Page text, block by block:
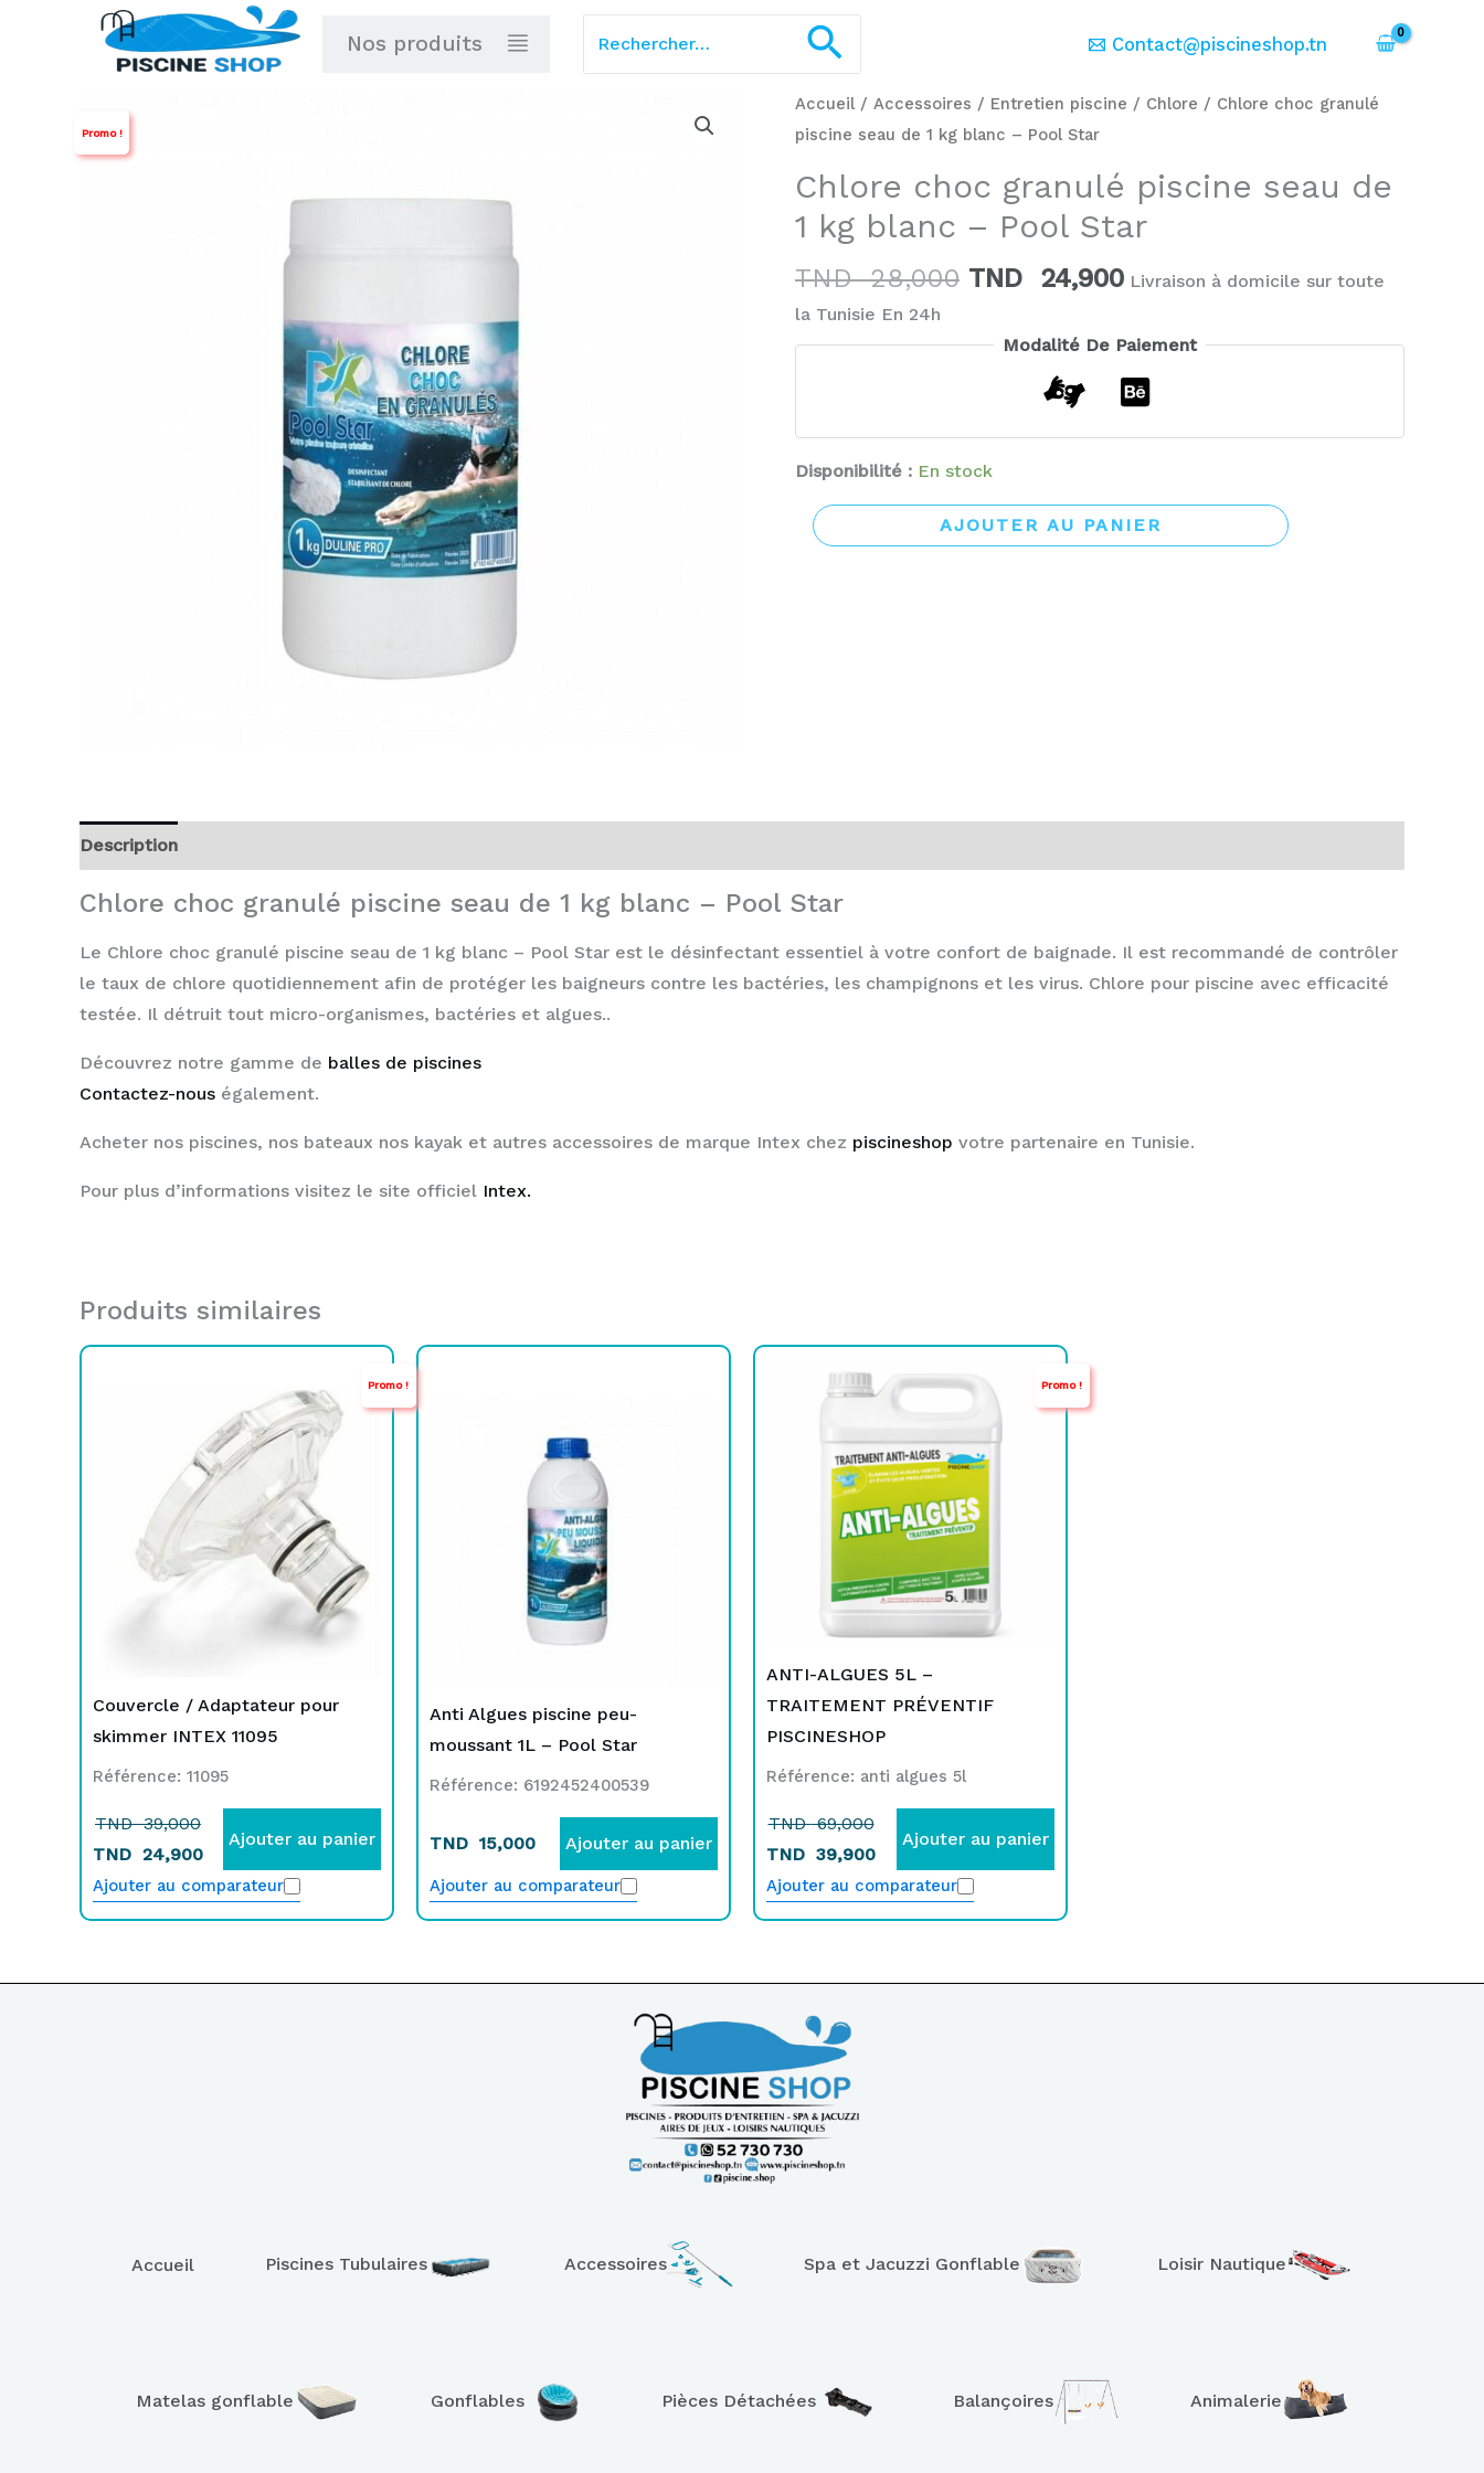
Nos produits Rechercher Contact@piscineshop.tn
Promo !
Accueil / Accessoires / Entretien piscine / Chlore / Chlore choc granulé
piscine seau de 1 kg blanc – Pool Star
Chlore choc granulé piscine seau de
1 kg blanc – Pool Star
TND28,000
Le
prix
était :
TND
TND 24,900
Le
est :
TND
Livraison à domicile sur toute
la Tunisie En 24h
Modalité De Paiement
Disponibilité : En stock
quantité
de
choc
granulé
seau
de
1
-
Pool
Star
AJOUTER AU PANIER
Description
Chlore choc granulé piscine seau de 1 kg blanc – Pool Star
Le Chlore choc granulé piscine seau de 1 kg blanc – Pool Star est le désinfectant essentiel à votre confort de baignade. Il est recommandé de contrôler
le taux de chlore quotidiennement afin de protéger les baigneurs contre les bactéries, les champignons et les virus. Chlore pour piscine avec efficacité
testée. Il détruit tout micro-organismes, bactéries et algues..
Découvrez notre gamme de balles de piscines
Contactez-nous également.
Acheter nos piscines, nos bateaux nos kayak et autres accessoires de marque Intex chez piscineshop votre partenaire en Tunisie.
Pour plus d’informations visitez le site officiel Intex.
Produits similaires
Promo !
Couvercle / Adaptateur pour
skimmer INTEX 11095
Référence: 11095
TND39,000
était :
TND
39,000.
TND 24,900
TND
24,900.
Ajouter au panier
Ajouter au comparateur
Anti Algues piscine peu-
moussant 1L – Pool Star
Référence: 6192452400539
TND 15,000 Ajouter au panier
Ajouter au comparateur
Promo !
ANTI-ALGUES 5L –
TRAITEMENT PRÉVENTIF
PISCINESHOP
Référence: anti algues 5l
TND69,000
prix
était :
TND
69,000.
TND 39,900
prix
est :
TND
39,900.
Ajouter au panier
Ajouter au comparateur
Accueil Piscines Tubulaires Accessoires Spa et Jacuzzi Gonflable Loisir Nautique
Matelas gonflable Gonflables Pièces Détachées Balançoires Animalerie